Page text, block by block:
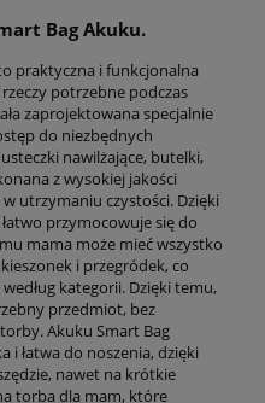
Bag Akuku.
praktyczna i funkcjonalna
potrzebne podczas
zaprojektowana specjalnie
do niezbędnych
nawilżające, butelki,
z wysokiej jakości
w utrzymaniu czystości. Dzięki
przymocowuje się do
mama może mieć wszystko
i przegródek, co
kategorii. Dzięki temu,
przedmiot, bez
Akuku Smart Bag
i łatwa do noszenia, dzięki
nawet na krótkie
torba dla mam, które